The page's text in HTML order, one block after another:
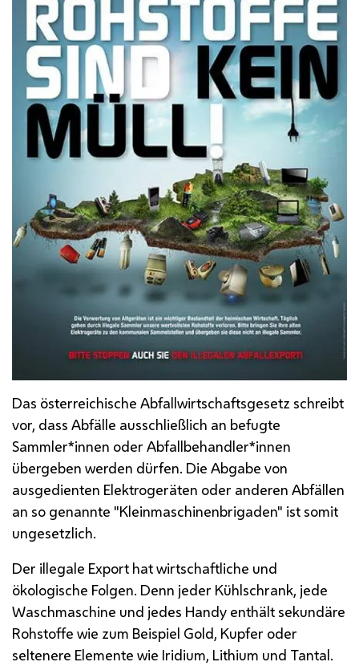
Das österreichische Abfallwirtschaftsgesetz schreibt
vor, dass Abfälle ausschließlich an befugte
Sammler*innen oder Abfallbehandler*innen
übergeben werden dürfen. Die Abgabe von
ausgedienten Elektrogeräten oder anderen Abfällen
an so genannte "Kleinmaschinenbrigaden" ist somit
ungesetzlich.
Der illegale Export hat wirtschaftliche und
ökologische Folgen. Denn jeder Kühlschrank, jede
Waschmaschine und jedes Handy enthält sekundäre
Rohstoffe wie zum Beispiel Gold, Kupfer oder
seltenere Elemente wie Iridium, Lithium und Tantal.